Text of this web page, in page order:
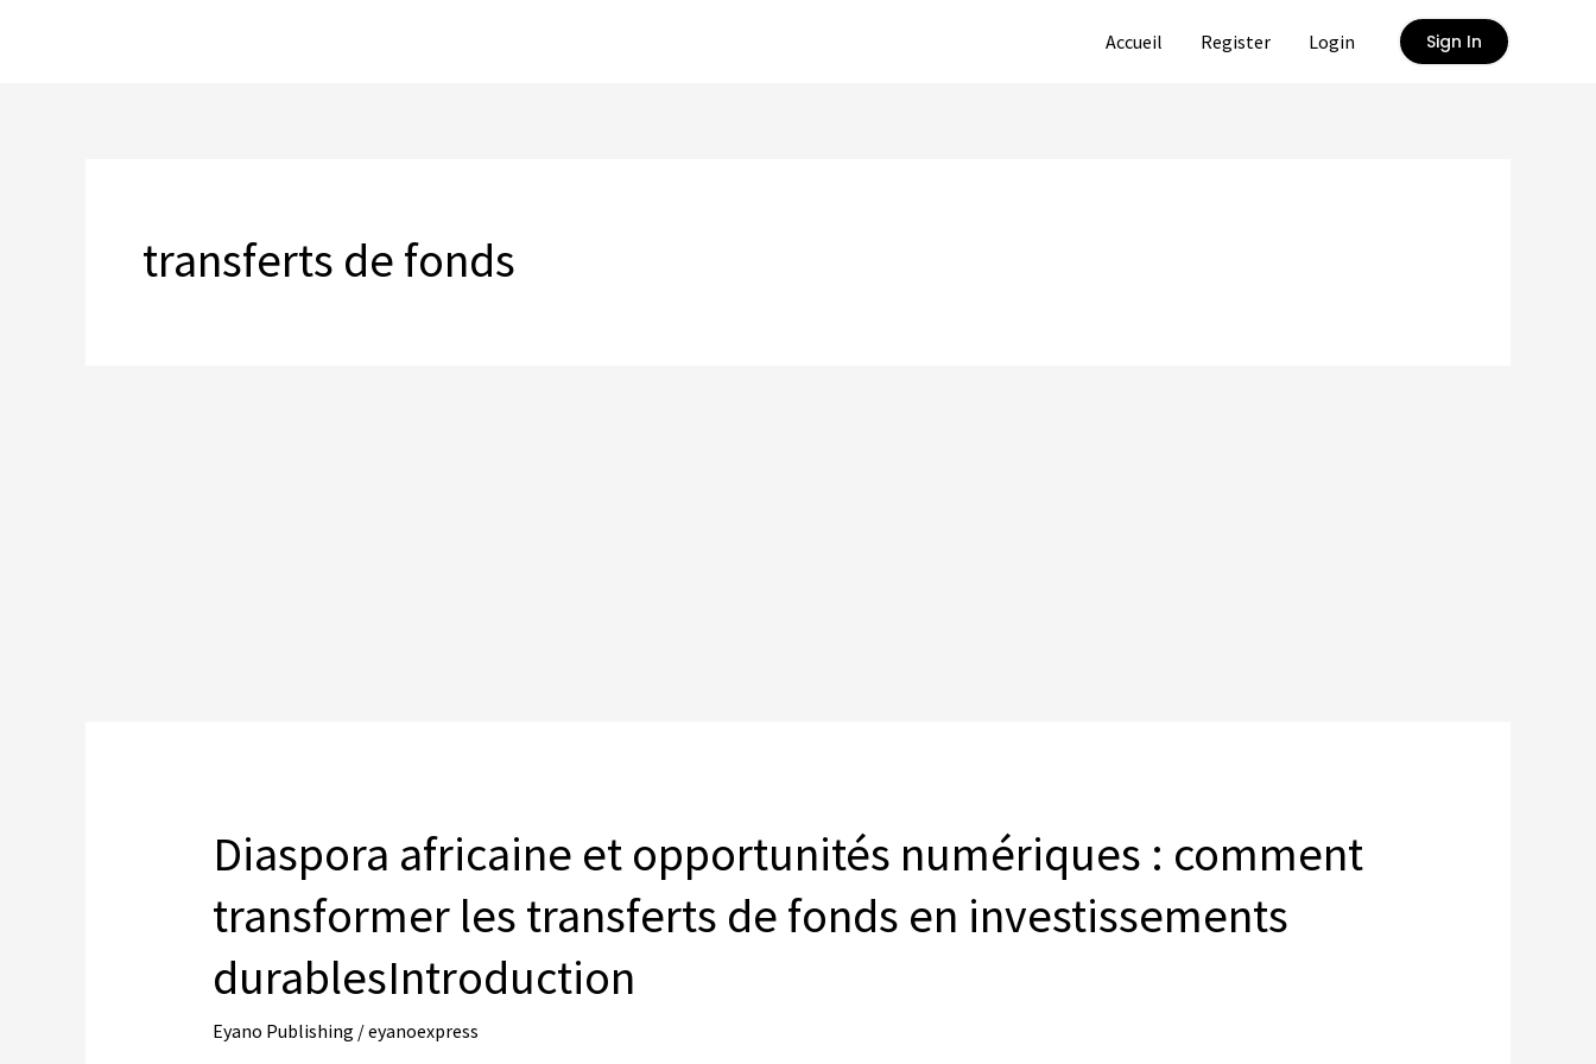
Accueil Register Login Sign In
transferts de fonds
Diaspora africaine et opportunités numériques : comment
transformer les transferts de fonds en investissements
durablesIntroduction
Eyano Publishing /eyanoexpress